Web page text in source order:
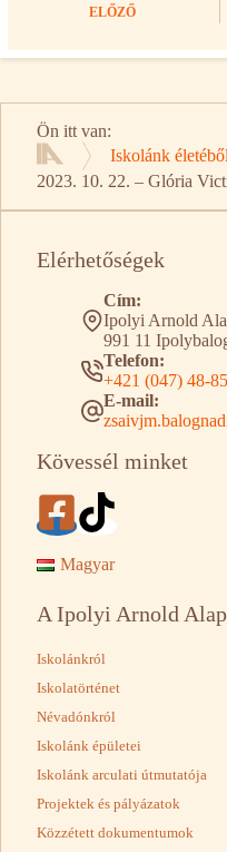
ELŐZŐ
Ön itt van:
Kezdőlap
Iskolánk életéből
2023. 10. 22. – Glória
Elérhetőségek
Cím:
Ipolyi Arnold
991 11
Telefon:
+421 (047) 48-
E-mail:
Kövessél minket
Magyar
A Ipolyi Arnold
Iskolánkról
Iskolatörténet
Névadónkról
Iskolánk épületei
Iskolánk arculati útmutatója
Projektek és pályázatok
Közzétett dokumentumok